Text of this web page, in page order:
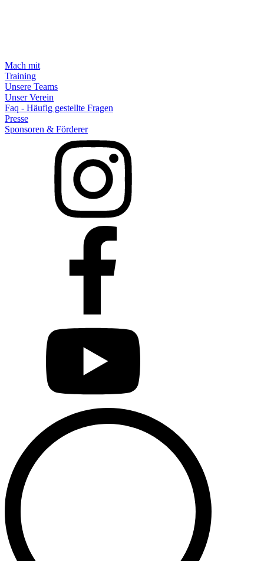
Mach mit
Training
Unsere Teams
Unser Verein
Faq - Häufig gestellte Fragen
Presse
Sponsoren & Förderer